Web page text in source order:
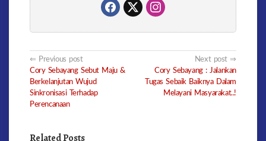
Post
navigation
Previous post
Cory Sebayang Sebut Maju &
Berkelanjutan Wujud
Sinkronisasi Terhadap
Perencanaan
Next post
Cory Sebayang : Jalankan
Tugas Sebaik Baiknya Dalam
Melayani Masyarakat..!
Related Posts